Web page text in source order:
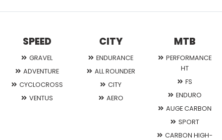
SPEED
GRAVEL
ADVENTURE
CYCLOCROSS
VENTUS
CITY
ENDURANCE
ALL ROUNDER
CITY
AERO
MTB
PERFORMANCE
HT
FS
ENDURO
AUGE CARBON
SPORT
CARBON HIGH-